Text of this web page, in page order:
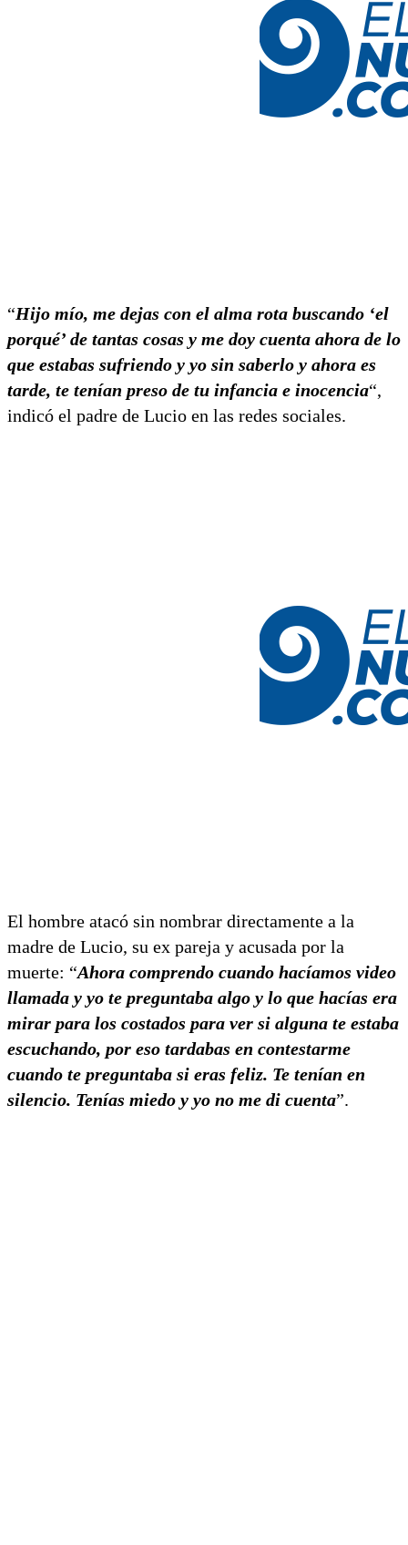
“Hijo mío, me dejas con el alma rota buscando ‘el
porqué’ de tantas cosas y me doy cuenta ahora de lo
que estabas sufriendo y yo sin saberlo y ahora es
tarde, te tenían preso de tu infancia e inocencia“,
indicó el padre de Lucio en las redes sociales.
El hombre atacó sin nombrar directamente a la
madre de Lucio, su ex pareja y acusada por la
muerte: “Ahora comprendo cuando hacíamos video
llamada y yo te preguntaba algo y lo que hacías era
mirar para los costados para ver si alguna te estaba
escuchando, por eso tardabas en contestarme
cuando te preguntaba si eras feliz. Te tenían en
silencio. Tenías miedo y yo no me di cuenta”.